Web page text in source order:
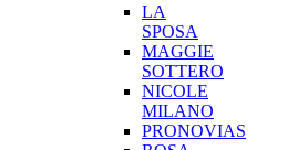
LA
SPOSA
MAGGIE
SOTTERO
NICOLE
MILANO
PRONOVIAS